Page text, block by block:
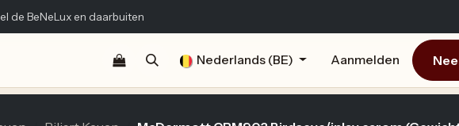
de BeNeLux en daarbuiten
Documentatie Publicaties Contact
Nederlands (BE) Aanmelden